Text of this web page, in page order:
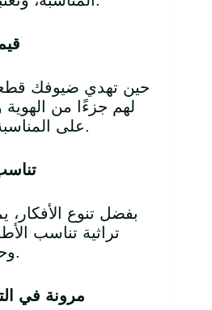
حين تهدي ضيوفك
لهم جزءًا من الهوية
على المناسبة طابعًا خاصًا ومميزًا.
بفضل تنوع
تراثية تناسب
وحتى الجهات الرسمية.
مرونة في